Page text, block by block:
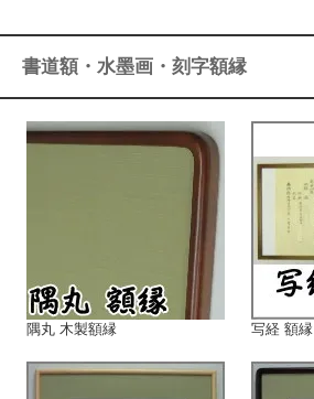
書道額・水墨画・刻字額縁
隅丸 木製額縁 写経 額縁